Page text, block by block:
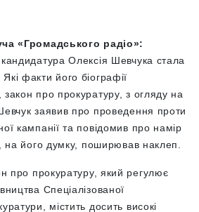
«Громадського радіо»:
Олексія Шевчука стала
факти його біографії
про прокуратуру, з огляду на
заявив про проведення проти
кампанії та повідомив про намір
на його думку, поширював наклеп.
про прокуратуру, який регулює
Спеціалізованої
містить досить високі